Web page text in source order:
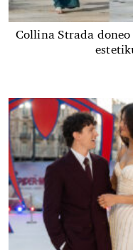
Collina Strada